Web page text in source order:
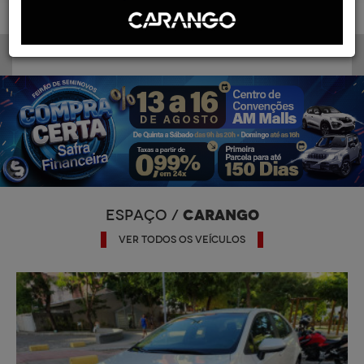
ESPAÇO / CARANGO
VER TODOS OS VEÍCULOS